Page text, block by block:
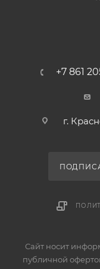
+7 861
г.
Сайт носит
публичной